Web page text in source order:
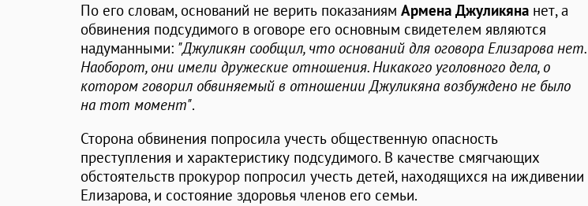
По его словам, оснований не верить показаниям Армена Джуликяна нет, а
обвинения подсудимого в оговоре его основным свидетелем являются
надуманными: "Джуликян сообщил, что оснований для оговора Елизарова нет.
Наоборот, они имели дружеские отношения. Никакого уголовного дела, о
котором говорил обвиняемый в отношении Джуликяна возбуждено не было
на тот момент".
Сторона обвинения попросила учесть общественную опасность
преступления и характеристику подсудимого. В качестве смягчающих
обстоятельств прокурор попросил учесть детей, находящихся на иждивении
Елизарова, и состояние здоровья членов его семьи.